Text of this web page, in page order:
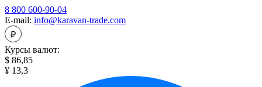
8 800 600-90-04
E-mail: info@karavan-trade.com
Курсы валют:
$ 86,85
¥ 13,3